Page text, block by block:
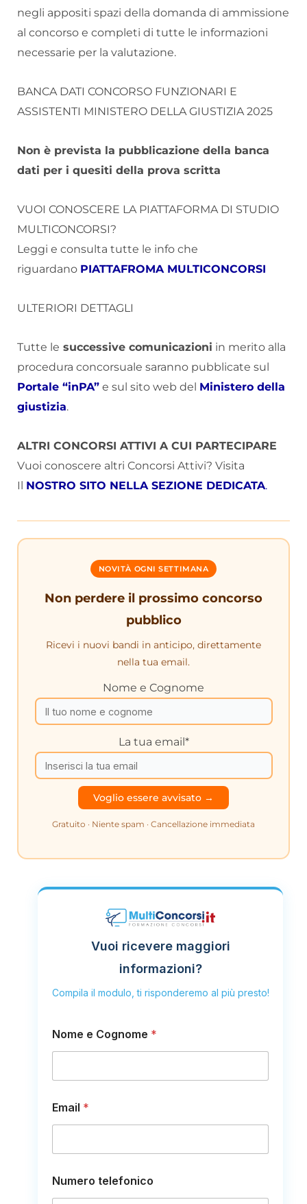
negli appositi spazi della domanda di ammissione
al concorso e completi di tutte le informazioni
necessarie per la valutazione.
BANCA DATI CONCORSO FUNZIONARI E
ASSISTENTI MINISTERO DELLA GIUSTIZIA 2025
Non è prevista la pubblicazione della banca
dati per i quesiti della prova scritta
VUOI CONOSCERE LA PIATTAFORMA DI STUDIO
MULTICONCORSI?
Leggi e consulta tutte le info che
riguardano PIATTAFROMA MULTICONCORSI
ULTERIORI DETTAGLI
Tutte le successive comunicazioni in merito alla
procedura concorsuale saranno pubblicate sul
Portale “inPA” e sul sito web del Ministero della
giustizia.
ALTRI CONCORSI ATTIVI A CUI PARTECIPARE
Vuoi conoscere altri Concorsi Attivi? Visita
Il NOSTRO SITO NELLA SEZIONE DEDICATA.
NOVITÀ OGNI SETTIMANA
Non perdere il prossimo concorso
pubblico
Ricevi i nuovi bandi in anticipo, direttamente
nella tua email.
Nome e Cognome
La tua email*
Gratuito · Niente spam · Cancellazione immediata
Vuoi ricevere maggiori
informazioni?
Compila il modulo, ti risponderemo al più presto!
Nome e Cognome *
o
g
e
N
u
Email *
Numero telefonico